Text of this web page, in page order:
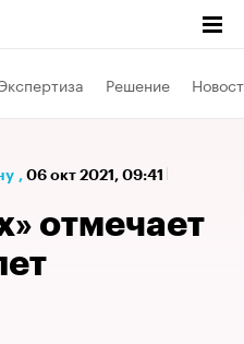
Решение
, 06 окт 2021, 09:41
отмечает